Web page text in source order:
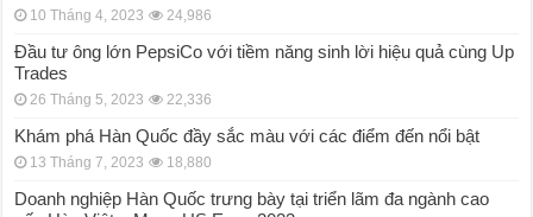
10 Tháng 4, 2023 24,986
Đầu tư ông lớn PepsiCo với tiềm năng sinh lời hiệu quả cùng Up
Trades
26 Tháng 5, 2023 22,336
Khám phá Hàn Quốc đầy sắc màu với các điểm đến nổi bật
13 Tháng 7, 2023 18,880
Doanh nghiệp Hàn Quốc trưng bày tại triển lãm đa ngành cao